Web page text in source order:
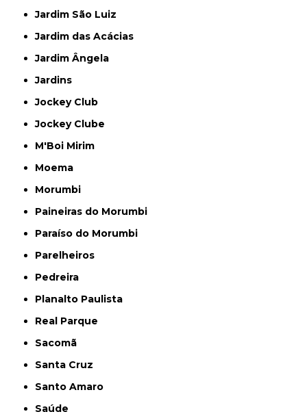
Jardim São Luiz
Jardim das Acácias
Jardim Ângela
Jardins
Jockey Club
Jockey Clube
M'Boi Mirim
Moema
Morumbi
Paineiras do Morumbi
Paraíso do Morumbi
Parelheiros
Pedreira
Planalto Paulista
Real Parque
Sacomã
Santa Cruz
Santo Amaro
Saúde